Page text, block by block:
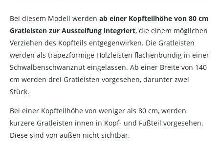
Bei diesem Modell werden ab einer Kopfteilhöhe von 80 cm
Gratleisten zur Aussteifung integriert, die einem möglichen
Verziehen des Kopfteils entgegenwirken. Die Gratleisten
werden als trapezförmige Holzleisten flächenbündig in einer
Schwalbenschwanznut eingelassen. Ab einer Breite von 140
cm werden drei Gratleisten vorgesehen, darunter zwei
Stück.
Bei einer Kopfteilhöhe von weniger als 80 cm, werden
kürzere Gratleisten innen in Kopf- und Fußteil vorgesehen.
Diese sind von außen nicht sichtbar.